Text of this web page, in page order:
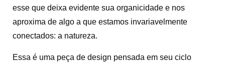
esse que deixa evidente sua organicidade e nos
aproxima de algo a que estamos invariavelmente
conectados: a natureza.
Essa é uma peça de design pensada em seu ciclo